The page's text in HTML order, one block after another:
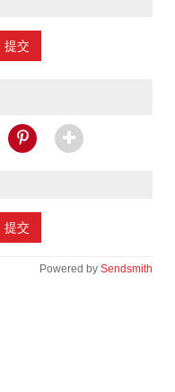
提交
提交
Powered by Sendsmith